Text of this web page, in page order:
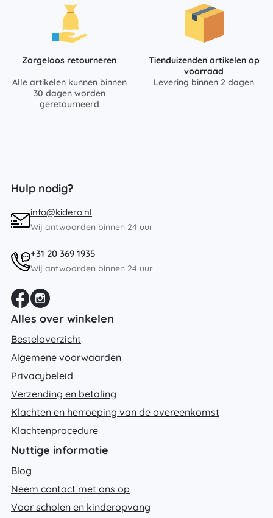
Zorgeloos retourneren
Alle artikelen kunnen binnen
30 dagen worden
geretourneerd
Tienduizenden artikelen op
voorraad
Levering binnen 2 dagen
Hulp nodig?
info@kidero.nl
Wij antwoorden binnen 24 uur
+31 20 369 1935
Wij antwoorden binnen 24 uur
Alles over winkelen
Besteloverzicht
Algemene voorwaarden
Privacybeleid
Verzending en betaling
Klachten en herroeping van de overeenkomst
Klachtenprocedure
Nuttige informatie
Blog
Neem contact met ons op
Voor scholen en kinderopvang